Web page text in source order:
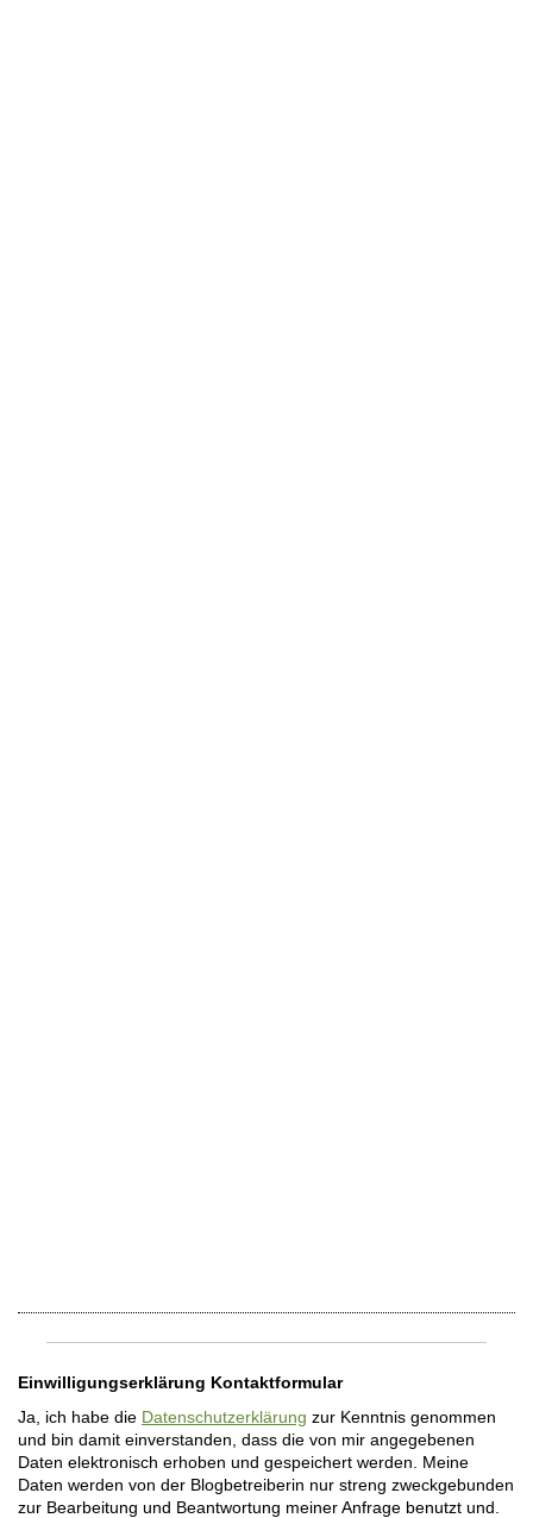
Einwilligungserklärung Kontaktformular
Ja, ich habe die Datenschutzerklärung zur Kenntnis genommen
und bin damit einverstanden, dass die von mir angegebenen
Daten elektronisch erhoben und gespeichert werden. Meine
Daten werden von der Blogbetreiberin nur streng zweckgebunden
zur Bearbeitung und Beantwortung meiner Anfrage benutzt und.